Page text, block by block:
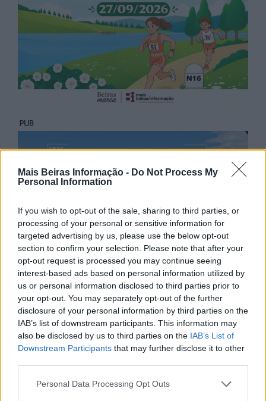
Mais Beiras Informação - Do Not Process My
Personal Information
If you wish to opt-out of the sale, sharing to third parties, or
processing of your personal or sensitive information for
targeted advertising by us, please use the below opt-out
section to confirm your selection. Please note that after your
opt-out request is processed you may continue seeing
interest-based ads based on personal information utilized by
us or personal information disclosed to third parties prior to
your opt-out. You may separately opt-out of the further
disclosure of your personal information by third parties on the
IAB’s list of downstream participants. This information may
also be disclosed by us to third parties on the IAB’s List of
Downstream Participants that may further disclose it to other
Personal Data Processing Opt Outs